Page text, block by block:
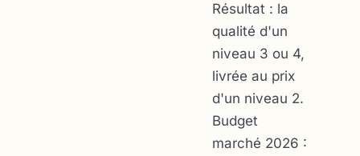
Résultat : la
qualité d'un
niveau 3 ou 4,
livrée au prix
d'un niveau 2.
Budget
marché 2026 :